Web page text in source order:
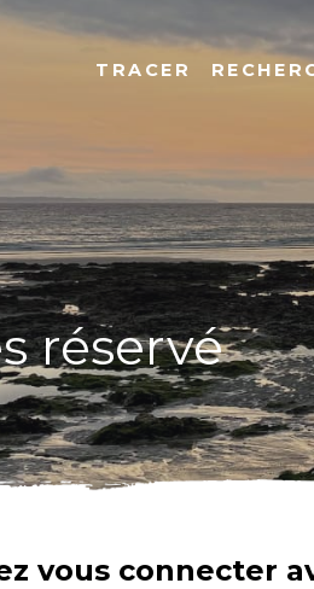
TRACER
réservé
vous connecter